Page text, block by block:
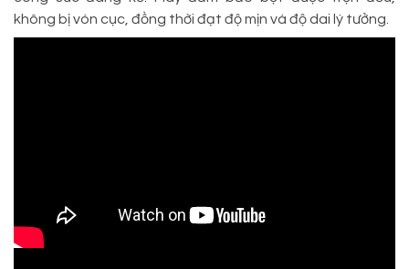
không bị vón cục, đồng thời đạt độ mịn và độ dai lý tưởng.